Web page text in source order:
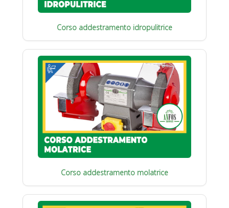
Corso addestramento idropulitrice
Corso addestramento molatrice